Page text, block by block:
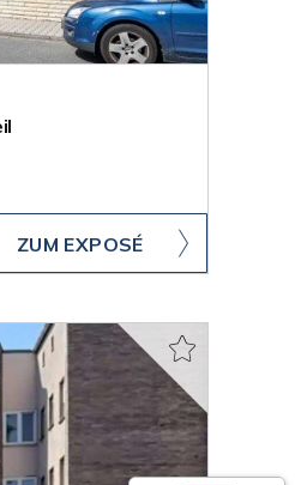
ZUM EXPOSÉ